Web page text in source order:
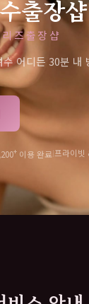
출장샵
리즈출장샵
어디든 30분 내
+이용 완료|프라이빗